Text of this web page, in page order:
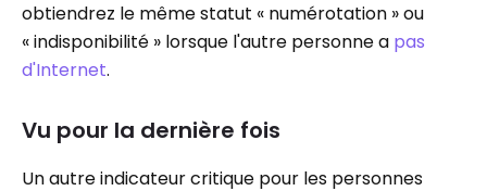
obtiendrez le même statut « numérotation » ou
« indisponibilité » lorsque l'autre personne a pas
d'Internet.
Vu pour la dernière fois
Un autre indicateur critique pour les personnes